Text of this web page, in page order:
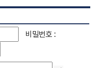
비밀번호 :